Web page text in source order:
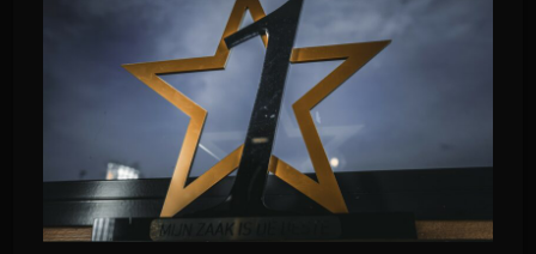
09:00 – 12:00 uur
16:00 uur – 21:00 uur
Zaterdag:
09:00 uur – 17:00 uur